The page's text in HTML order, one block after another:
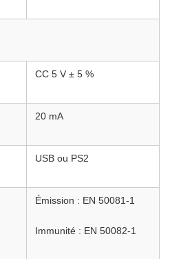
CC 5 V ± 5 %
20 mA
USB ou PS2
Émission : EN 50081-1
Immunité : EN 50082-1